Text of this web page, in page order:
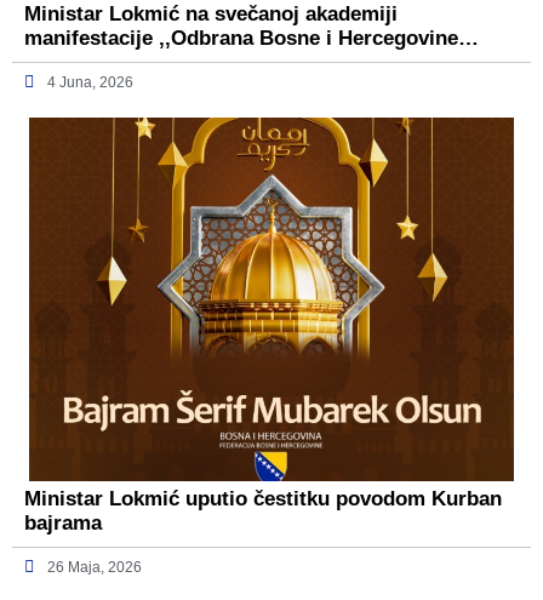
Ministar Lokmić na svečanoj akademiji
manifestacije ,,Odbrana Bosne i Hercegovine…
4 Juna, 2026
Ministar Lokmić uputio čestitku povodom Kurban
bajrama
26 Maja, 2026